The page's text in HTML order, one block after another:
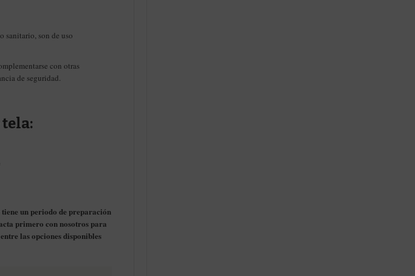
sanitario, son de uso
con otras
de seguridad.
un periodo de preparación
primero con nosotros para
las opciones disponibles